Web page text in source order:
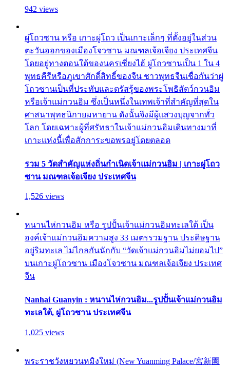
942 views
ผู่โถวซาน หรือ เกาะผู่โถว เป็นเกาะเล็กๆ ที่ตั้งอยู่ในส่วน
ตะวันออกของเมืองโจวซาน มณฑลเจ้อเจียง ประเทศจีน
โดยอยู่ทางตอนใต้ของนครเซี่ยงไฮ้ ผู่โถวซานเป็น 1 ใน 4
พุทธคีรีหรือภูเขาศักดิ์สิทธิ์ของจีน ชาวพุทธจีนเชื่อกันว่าผู่
โถวซานเป็นที่ประทับและตรัสรู้ของพระโพธิสัตว์กวนอิม
หรือเจ้าแม่กวนอิม ซึ่งเป็นหนึ่งในเทพเจ้าที่สำคัญที่สุดใน
ศาสนาพุทธนิกายมหายาน ดังนั้นจึงมีผู้แสวงบุญจากทั่ว
โลก โดยเฉพาะผู้ที่ศรัทธาในเจ้าแม่กวนอิมเดินทางมาที่
เกาะแห่งนี้เพื่อสักการะขอพรอยู่โดยตลอด
รวม 5 วัดสำคัญแห่งถิ่นกำเนิดเจ้าแม่กวนอิม | เกาะผู่โถว
ซาน มณฑลเจ้อเจียง ประเทศจีน
1,526 views
หนานไห่กวนอิม หรือ รูปปั้นเจ้าแม่กวนอิมทะเลใต้ เป็น
องค์เจ้าแม่กวนอิมความสูง 33 เมตรรวมฐาน ประดิษฐาน
อยู่ริมทะเล ไม่ไกลกันนักกับ “วัดเจ้าแม่กวนอิมไม่ยอมไป”
บนเกาะผู่โถวซาน เมืองโจวซาน มณฑลเจ้อเจียง ประเทศ
จีน
Nanhai Guanyin : หนานไห่กวนอิม...รูปปั้นเจ้าแม่กวนอิม
ทะเลใต้, ผู่โถวซาน ประเทศจีน
1,025 views
พระราชวังหยวนหมิงใหม่ (New Yuanming Palace/宮新園